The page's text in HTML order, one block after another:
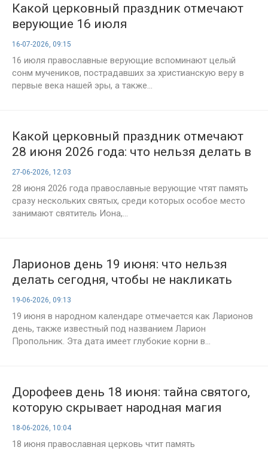
Какой церковный праздник отмечают
верующие 16 июля
16-07-2026, 09:15
16 июля православные верующие вспоминают целый
сонм мучеников, пострадавших за христианскую веру в
первые века нашей эры, а также...
Какой церковный праздник отмечают
28 июня 2026 года: что нельзя делать в
день святителя Ионы и пророка Амоса
27-06-2026, 12:03
28 июня 2026 года православные верующие чтят память
сразу нескольких святых, среди которых особое место
занимают святитель Иона,...
Ларионов день 19 июня: что нельзя
делать сегодня, чтобы не накликать
беду
19-06-2026, 09:13
19 июня в народном календаре отмечается как Ларионов
день, также известный под названием Ларион
Пропольник. Эта дата имеет глубокие корни в...
Дорофеев день 18 июня: тайна святого,
которую скрывает народная магия
18-06-2026, 10:04
18 июня православная церковь чтит память